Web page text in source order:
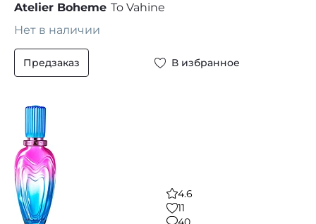
Atelier Boheme To Vahine
Нет в наличии
Предзаказ В избранное
4.6
11